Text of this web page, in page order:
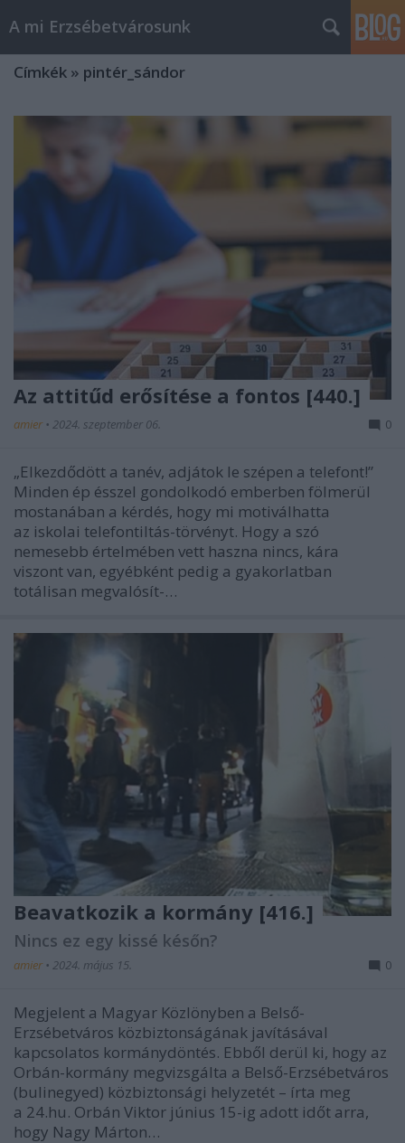
A mi Erzsébetvárosunk
Címkék » pintér_sándor
Az attitűd erősítése a fontos [440.]
amier • 2024. szeptember 06. 0
„Elkezdődött a tanév, adjátok le szépen a telefont!”
Minden ép ésszel gondolkodó emberben fölmerül
mostanában a kérdés, hogy mi motiválhatta
az iskolai telefontiltás-törvényt. Hogy a szó
nemesebb értelmében vett haszna nincs, kára
viszont van, egyébként pedig a gyakorlatban
totálisan megvalósít-…
Beavatkozik a kormány [416.]
Nincs ez egy kissé későn?
amier • 2024. május 15. 0
Megjelent a Magyar Közlönyben a Belső-
Erzsébetváros közbiztonságának javításával
kapcsolatos kormánydöntés. Ebből derül ki, hogy az
Orbán-kormány megvizsgálta a Belső-Erzsébetváros
(bulinegyed) közbiztonsági helyzetét – írta meg
a 24.hu. Orbán Viktor június 15-ig adott időt arra,
hogy Nagy Márton…